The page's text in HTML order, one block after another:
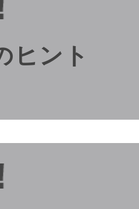
ヒント